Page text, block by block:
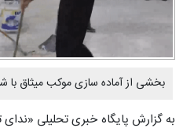
بخشی از آماده سازی موکب میثاق با
به گزارش پایگاه خبری تحلیلی